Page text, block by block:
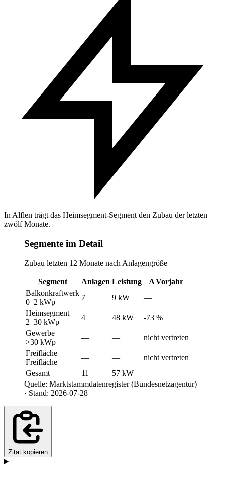
In Alflen trägt das Heimsegment-Segment den Zubau der letzten
zwölf Monate.
Segmente im Detail
Zubau letzten 12 Monate nach Anlagengröße
Segment Anlagen Leistung
Δ Vorjahr
Balkonkraftwerk
0–2 kWp
7 9 kW
—
Heimsegment
2–30 kWp
4 48 kW
-73 %
Gewerbe
>30 kWp
— —
nicht vertreten
Freifläche
Freifläche
— —
nicht vertreten
Gesamt
11 57 kW
—
Quelle: Marktstammdatenregister (Bundesnetzagentur)
· Stand: 2026-07-28
Zitat kopieren